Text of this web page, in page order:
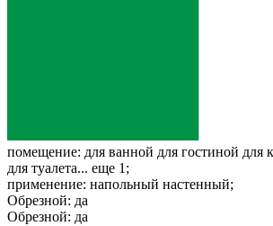
помещение: для ванной для гостиной для
для туалета... еще 1;
применение: напольный настенный;
Обрезной: да
Обрезной: да